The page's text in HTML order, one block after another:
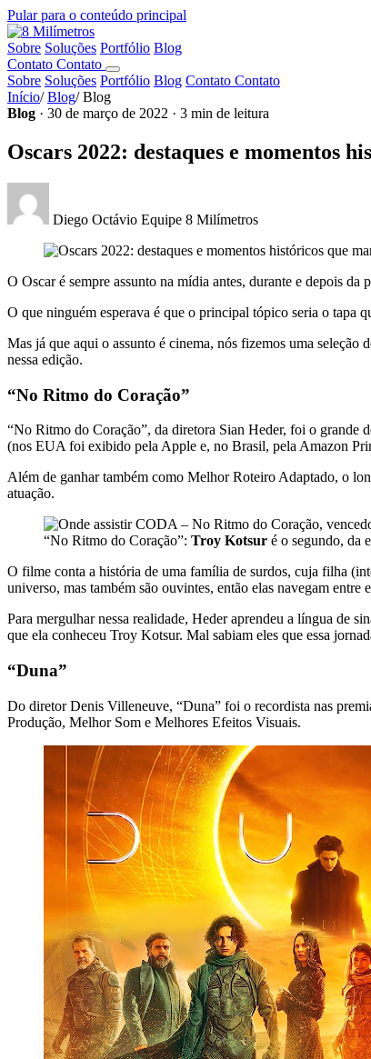
Pular para o conteúdo principal
Sobre Soluções Portfólio Blog
Contato Contato
Sobre Soluções Portfólio Blog Contato Contato
Início/ Blog/ Blog
Blog · 30 de março de 2022 · 3 min de leitura
Oscars 2022: destaques e momentos
Diego Octávio Equipe 8 Milímetros
O Oscar é sempre assunto na mídia antes, durante e depois da
O que ninguém esperava é que o principal tópico seria o tapa
Mas já que aqui o assunto é cinema, nós fizemos uma seleção
nessa edição.
“No Ritmo do Coração”
“No Ritmo do Coração”, da diretora Sian Heder, foi o grande
(nos EUA foi exibido pela Apple e, no Brasil, pela Amazon
Além de ganhar também como Melhor Roteiro Adaptado, o
atuação.
“No Ritmo do Coração”: Troy Kotsur é o segundo, da
O filme conta a história de uma família de surdos, cuja filha
universo, mas também são ouvintes, então elas navegam
Para mergulhar nessa realidade, Heder aprendeu a língua de
que ela conheceu Troy Kotsur. Mal sabiam eles que essa
“Duna”
Do diretor Denis Villeneuve, “Duna” foi o recordista nas
Produção, Melhor Som e Melhores Efeitos Visuais.